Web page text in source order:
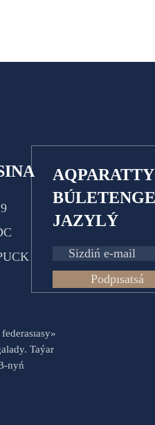
BÚLETENGE
JAZYLÝ
Podpısatsá
Taýar
nyń